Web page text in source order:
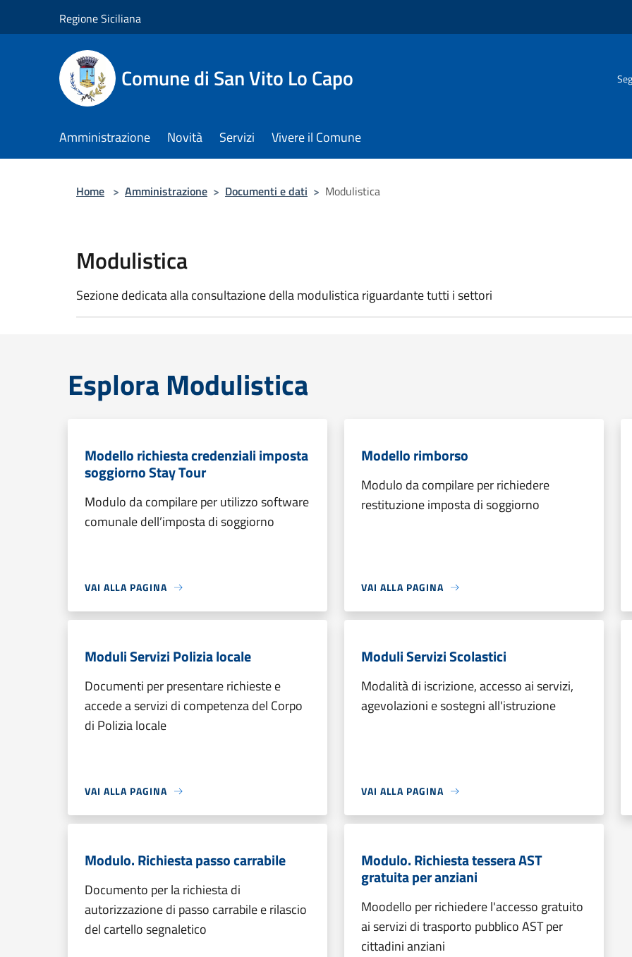
Regione Siciliana
Comune di San Vito Lo Capo
Amministrazione Novità Servizi Vivere il Comune
Home > Amministrazione > Documenti e dati > Modulistica
Modulistica
Sezione dedicata alla consultazione della modulistica riguardante tutti i settori
Esplora Modulistica
Modello richiesta credenziali imposta
soggiorno Stay Tour
Modulo da compilare per utilizzo software
comunale dell’imposta di soggiorno
VAI ALLA PAGINA
Modello rimborso
Modulo da compilare per richiedere
restituzione imposta di soggiorno
VAI ALLA PAGINA
Moduli Servizi Polizia locale
Documenti per presentare richieste e
accede a servizi di competenza del Corpo
di Polizia locale
VAI ALLA PAGINA
Moduli Servizi Scolastici
Modalità di iscrizione, accesso ai servizi,
agevolazioni e sostegni all'istruzione
VAI ALLA PAGINA
Modulo. Richiesta passo carrabile
Documento per la richiesta di
autorizzazione di passo carrabile e rilascio
del cartello segnaletico
Modulo. Richiesta tessera AST
gratuita per anziani
Moodello per richiedere l'accesso gratuito
ai servizi di trasporto pubblico AST per
cittadini anziani